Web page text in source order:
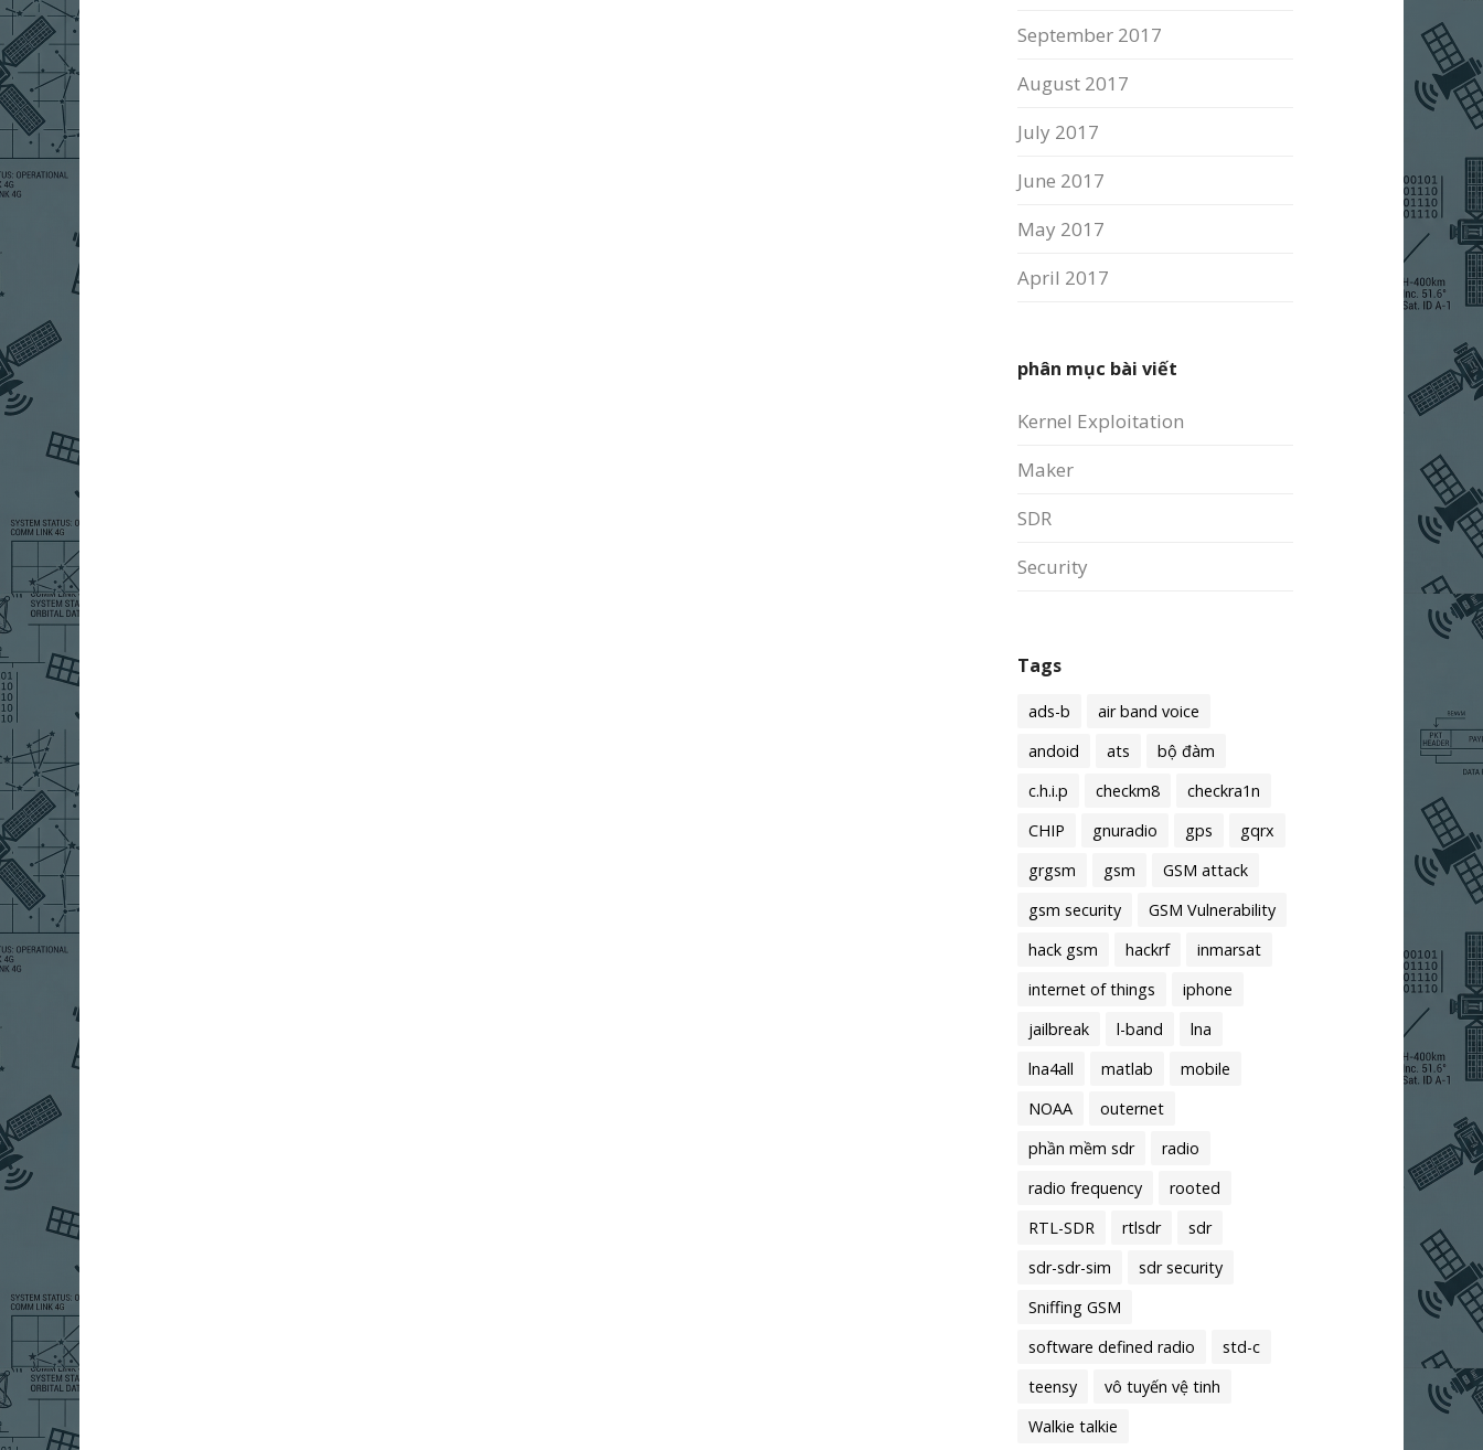
September 2017
August 2017
July 2017
June 2017
May 2017
April 2017
phân mục bài viết
Kernel Exploitation
Maker
SDR
Security
Tags
ads-b
air band voice
andoid
ats
bộ đàm
c.h.i.p
checkm8
checkra1n
CHIP
gnuradio gps
gqrx
grgsm
gsm
GSM attack
gsm security
GSM Vulnerability
hack gsm
hackrf
inmarsat
internet of things
iphone
jailbreak
l-band
lna
lna4all
matlab
mobile
NOAA
outernet
phần mềm sdr
radio
radio frequency
rooted
RTL-SDR
rtlsdr
sdr
sdr-sdr-sim
sdr security
Sniffing GSM
software defined radio
std-c
teensy
vô tuyến vệ tinh
Walkie talkie